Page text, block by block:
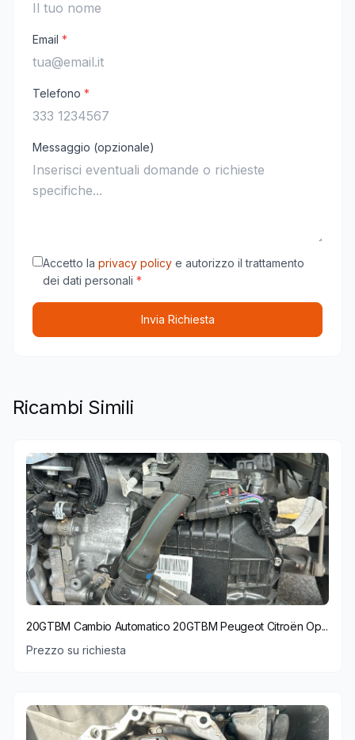
Email *
Telefono *
Messaggio (opzionale)
Accetto la privacy policy e autorizzo il trattamento
dei dati personali *
Invia Richiesta
Ricambi Simili
20GTBM Cambio Automatico 20GTBM Peugeot Citroën Op...
Prezzo su richiesta